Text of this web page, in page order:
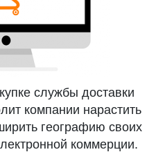
службы доставки
компании нарастить
географию своих
коммерции.